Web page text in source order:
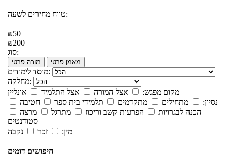
טווח מחירים לשעה:
₪50
₪200
סוג:
מורה פרטי מאמן פרטי
מוסד לימודים:
מחלקה:
מקום מפגש:
אצל המורה אצל התלמיד
אונליין
נסיון:
מתחילים מתקדמים תלמידי בית ספר
חטיבה
הכנה לבגרויות
הפרעות קשב וריכוז מתרגל
מרצה
סטודנטים
מין:
זכר נקבה
חיפושים דומים